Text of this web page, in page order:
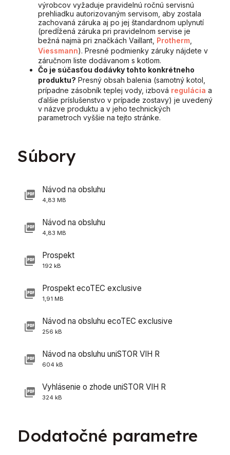
výrobcov vyžaduje pravidelnú ročnú servisnú
prehliadku autorizovaným servisom, aby zostala
zachovaná záruka aj po jej štandardnom uplynutí
(predĺžená záruka pri pravidelnom servise je
bežná najmä pri značkách Vaillant, Protherm
Viessmann). Presné podmienky záruky nájdete v
záručnom liste dodávanom s kotlom.
Čo je súčasťou dodávky tohto konkrétneho
produktu? Presný obsah balenia (samotný kotol,
prípadne zásobník teplej vody, izbová regulácia a
ďalšie príslušenstvo v prípade zostavy) je uvedený
v názve produktu a v jeho technických
parametroch vyššie na tejto stránke.
Súbory
Návod na obsluhu
4,83 MB
Návod na obsluhu
4,83 MB
Prospekt
192 kB
Prospekt ecoTEC exclusive
1,91 MB
Návod na obsluhu ecoTEC exclusive
256 kB
Návod na obsluhu uniSTOR VIH R
604 kB
Vyhlásenie o zhode uniSTOR VIH R
324 kB
Dodatočné parametre